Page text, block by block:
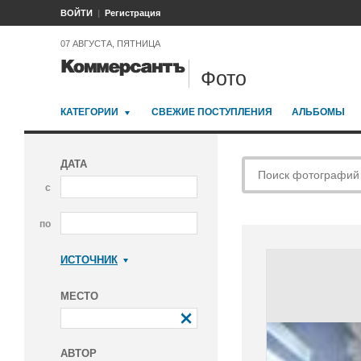
ВОЙТИ Регистрация
07 АВГУСТА, ПЯТНИЦА
Фото
КАТЕГОРИИ СВЕЖИЕ ПОСТУПЛЕНИЯ АЛЬБОМЫ
ДАТА
с
по
ИСТОЧНИК
МЕСТО
АВТОР